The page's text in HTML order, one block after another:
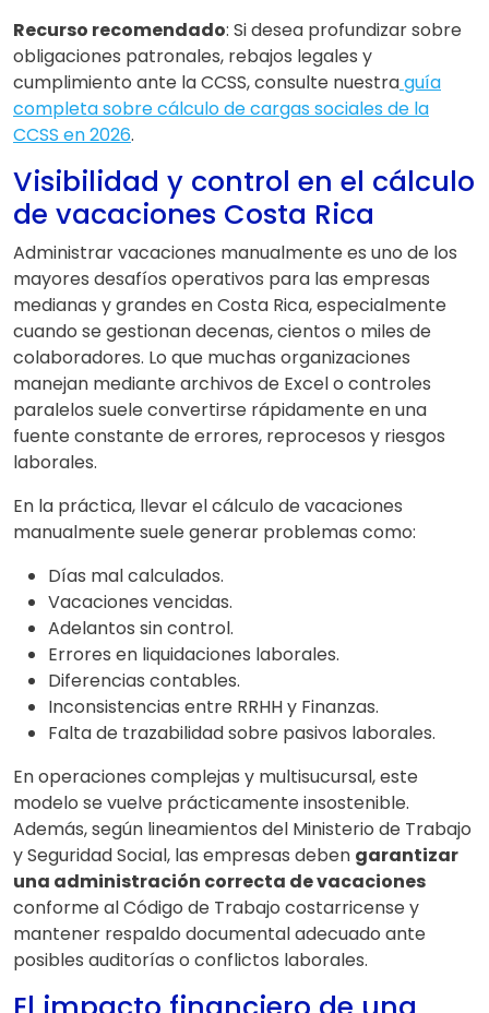
Recurso recomendado: Si desea profundizar sobre
obligaciones patronales, rebajos legales y
cumplimiento ante la CCSS, consulte nuestraguía
completa sobre cálculo de cargas sociales de la
CCSS en 2026.
Visibilidad y control en el cálculo
de vacaciones Costa Rica
Administrar vacaciones manualmente es uno de los
mayores desafíos operativos para las empresas
medianas y grandes en Costa Rica, especialmente
cuando se gestionan decenas, cientos o miles de
colaboradores. Lo que muchas organizaciones
manejan mediante archivos de Excel o controles
paralelos suele convertirse rápidamente en una
fuente constante de errores, reprocesos y riesgos
laborales.
En la práctica, llevar el cálculo de vacaciones
manualmente suele generar problemas como:
Días mal calculados.
Vacaciones vencidas.
Adelantos sin control.
Errores en liquidaciones laborales.
Diferencias contables.
Inconsistencias entre RRHH y Finanzas.
Falta de trazabilidad sobre pasivos laborales.
En operaciones complejas y multisucursal, este
modelo se vuelve prácticamente insostenible.
Además, según lineamientos del Ministerio de Trabajo
y Seguridad Social, las empresas deben garantizar
una administración correcta de vacaciones
conforme al Código de Trabajo costarricense y
mantener respaldo documental adecuado ante
posibles auditorías o conflictos laborales.